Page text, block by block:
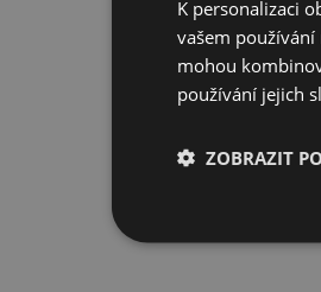
K personalizaci
vašem
mohou
používání jejich
ZOBRAZIT